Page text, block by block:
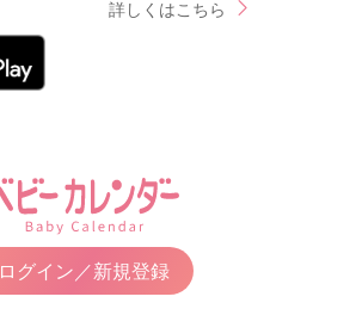
詳しくはこちら
ログイン／新規登録